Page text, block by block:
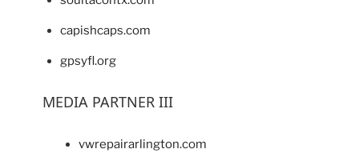
capishcaps.com
gpsyfl.org
MEDIA PARTNER III
vwrepairarlington.com